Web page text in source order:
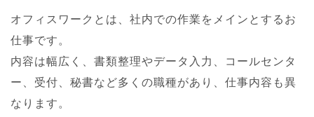
オフィスワークとは、社内での作業をメインとするお
仕事です。
内容は幅広く、書類整理やデータ入力、コールセンタ
ー、受付、秘書など多くの職種があり、仕事内容も異
なります。